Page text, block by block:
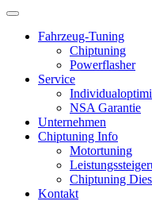
Fahrzeug-Tuning
Chiptuning
Powerflasher
Service
NSA Garantie
Unternehmen
Chiptuning Info
Motortuning
Chiptuning
Kontakt